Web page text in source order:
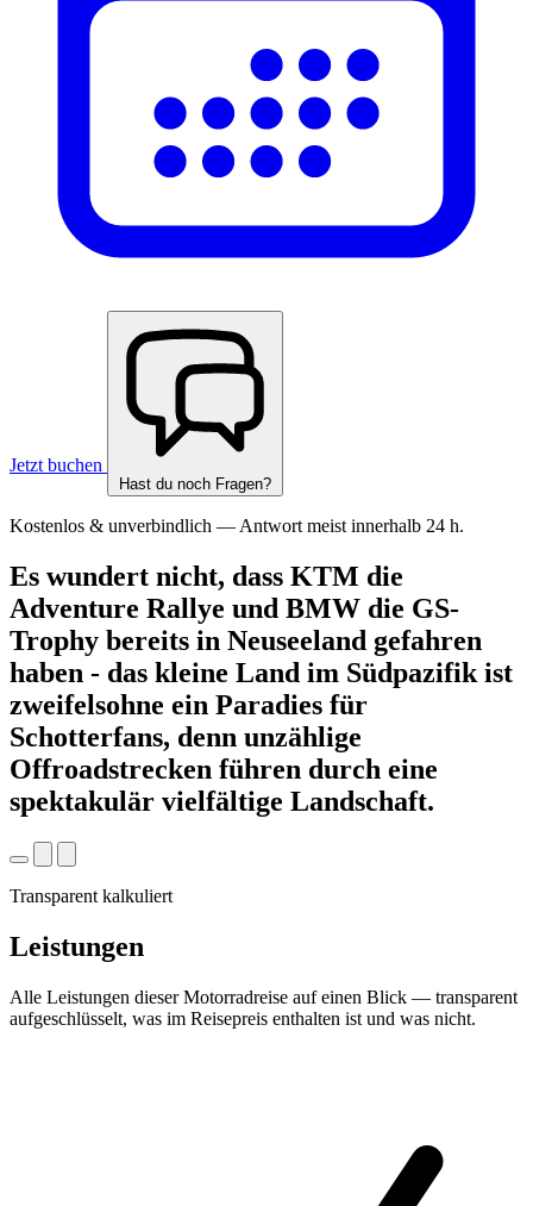
Jetzt buchen
Hast du noch Fragen?
Kostenlos & unverbindlich — Antwort meist innerhalb 24 h.
Es wundert nicht, dass KTM die
Adventure Rallye und BMW die GS-
Trophy bereits in Neuseeland gefahren
haben - das kleine Land im Südpazifik ist
zweifelsohne ein Paradies für
Schotterfans, denn unzählige
Offroadstrecken führen durch eine
spektakulär vielfältige Landschaft.
Transparent kalkuliert
Leistungen
Alle Leistungen dieser Motorradreise auf einen Blick — transparent
aufgeschlüsselt, was im Reisepreis enthalten ist und was nicht.